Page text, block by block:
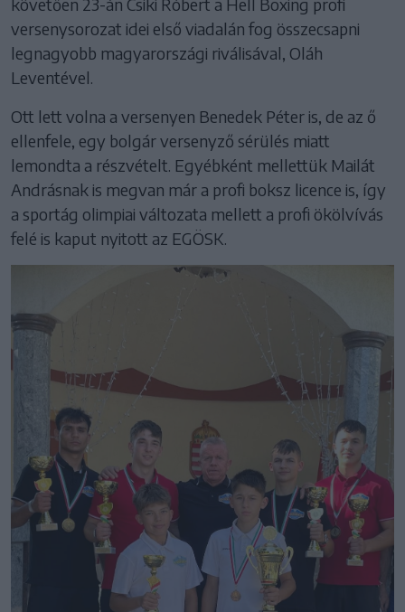
versenysorozat idei első viadalán fog összecsapni
legnagyobb magyarországi riválisával, Oláh
Leventével.
Ott lett volna a versenyen Benedek Péter is, de az ő
ellenfele, egy bolgár versenyző sérülés miatt
lemondta a részvételt. Egyébként mellettük Mailát
Andrásnak is megvan már a profi boksz licence is, így
a sportág olimpiai változata mellett a profi ökölvívás
felé is kaput nyitott az EGÖSK.